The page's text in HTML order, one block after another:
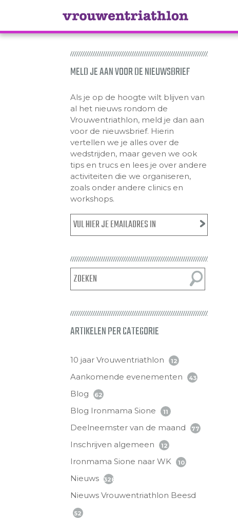
MELD JE AAN VOOR DE NIEUWSBRIEF
Als je op de hoogte wilt blijven van
al het nieuws rondom de
Vrouwentriathlon, meld je dan aan
voor de nieuwsbrief. Hierin
vertellen we je alles over de
wedstrijden, maar geven we ook
tips en trucs en lees je over andere
activiteiten die we organiseren,
zoals onder andere clinics en
workshops.
ARTIKELEN PER CATEGORIE
10 jaar Vrouwentriathlon 12
Aankomende evenementen 43
Blog 62
Blog Ironmama Sione 11
Deelneemster van de maand 77
Inschrijven algemeen 12
Ironmama Sione naar WK 10
Nieuws 328
Nieuws Vrouwentriathlon Beesd
52